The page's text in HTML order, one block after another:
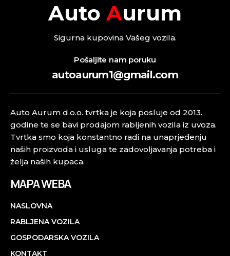
AutoAurum
Sigurna kupovina Vašeg vozila.
Pošaljite nam poruku
autoaurum1@gmail.com
Auto Aurum d.o.o. tvrtka je koja posluje od 2013.
godine te se bavi prodajom rabljenih vozila iz uvoza.
Tvrtka smo koja konstantno radi na unaprjeđenju
naših proizvoda i usluga te zadovoljavanja potreba i
želja naših kupaca.
MAPA WEBA
NASLOVNA
RABLJENA VOZILA
GOSPODARSKA VOZILA
KONTAKT